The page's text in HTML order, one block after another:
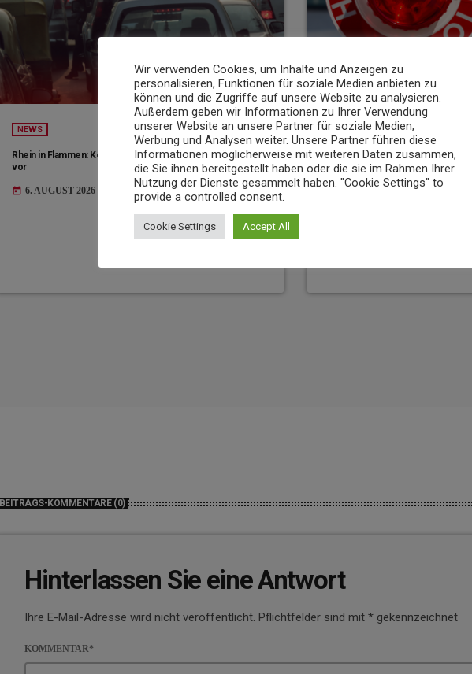
NEWS
Rhein in Flammen: Koblenz bereitet Verkehrsänderungen
vor
today 6. AUGUST 2026
NEWS
23-Jähriger rast mit über 235 km/h
today 6. AUGUST 2026 11
BEITRAGS-KOMMENTARE (0)
Hinterlassen Sie eine Antwort
Ihre E-Mail-Adresse wird nicht veröffentlicht. Pflichtfelder sind mit * gekennzeichnet
KOMMENTAR*
Wir verwenden Cookies, um Inhalte und Anzeigen zu
personalisieren, Funktionen für soziale Medien anbieten zu
können und die Zugriffe auf unsere Website zu analysieren.
Außerdem geben wir Informationen zu Ihrer Verwendung
unserer Website an unsere Partner für soziale Medien,
Werbung und Analysen weiter. Unsere Partner führen diese
Informationen möglicherweise mit weiteren Daten zusammen,
die Sie ihnen bereitgestellt haben oder die sie im Rahmen Ihrer
Nutzung der Dienste gesammelt haben. "Cookie Settings" to
provide a controlled consent.
Cookie Settings Accept All